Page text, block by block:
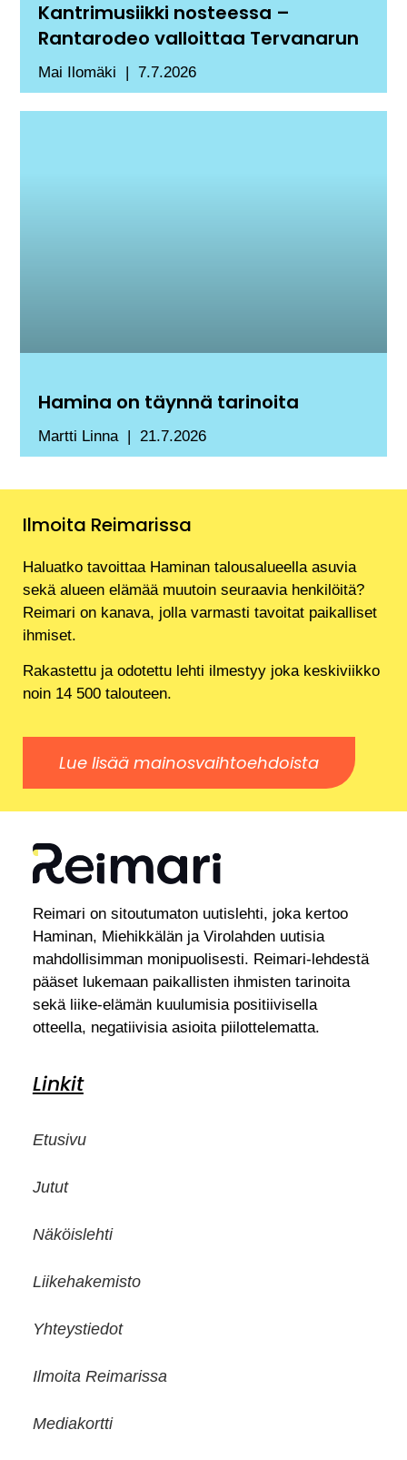
Kantrimusiikki nosteessa –
Rantarodeo valloittaa Tervanarun
Mai Ilomäki 7.7.2026
Hamina on täynnä tarinoita
Martti Linna 21.7.2026
Ilmoita Reimarissa
Haluatko tavoittaa Haminan talousalueella asuvia
sekä alueen elämää muutoin seuraavia henkilöitä?
Reimari on kanava, jolla varmasti tavoitat paikalliset
ihmiset.
Rakastettu ja odotettu lehti ilmestyy joka keskiviikko
noin 14 500 talouteen.
Lue lisää mainosvaihtoehdoista
Reimari on sitoutumaton uutislehti, joka kertoo
Haminan, Miehikkälän ja Virolahden uutisia
mahdollisimman monipuolisesti. Reimari-lehdestä
pääset lukemaan paikallisten ihmisten tarinoita
sekä liike-elämän kuulumisia positiivisella
otteella, negatiivisia asioita piilottelematta.
Linkit
Etusivu
Jutut
Näköislehti
Liikehakemisto
Yhteystiedot
Ilmoita Reimarissa
Mediakortti